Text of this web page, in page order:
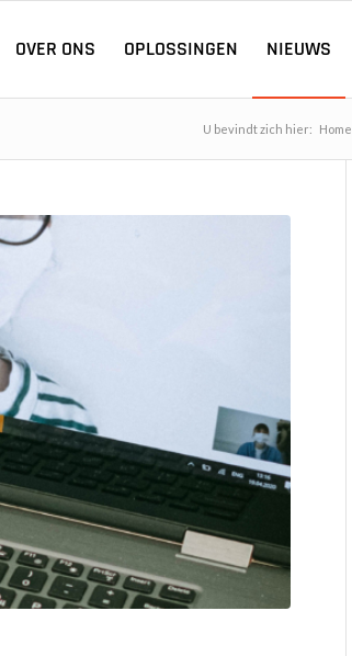
OVER ONS OPLOSSINGEN NIEUWS
U bevindt zich hier: Home